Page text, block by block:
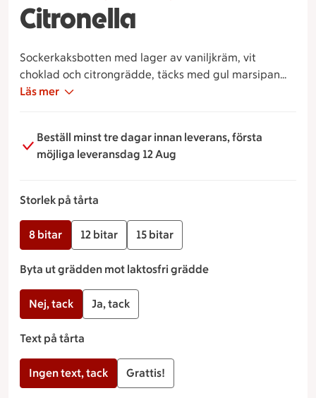
Citronella
Sockerkaksbotten med lager av vaniljkräm, vit
choklad och citrongrädde, täcks med gul marsipan
och en vit ros.
Läs mer
Beställ minst tre dagar innan leverans, första
möjliga leveransdag 12 Aug
Storlek på tårta
8 bitar 12 bitar 15 bitar
Byta ut grädden mot laktosfri grädde
Nej, tack Ja, tack
Text på tårta
Ingen text, tack Grattis!